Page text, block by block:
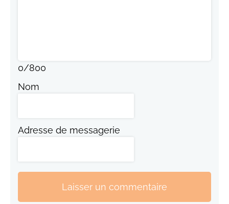
0/800
Nom
Adresse de messagerie
Laisser un commentaire